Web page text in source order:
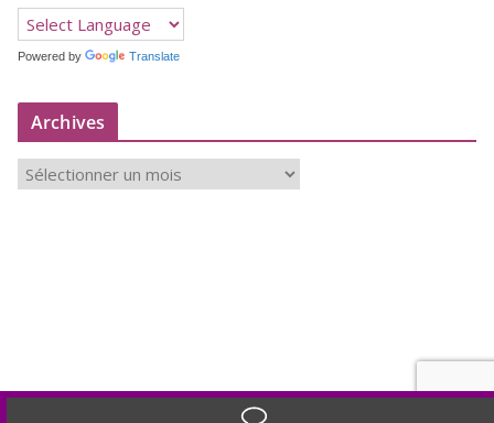
Powered by Translate
Archives